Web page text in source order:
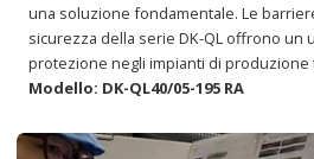
una soluzione fondamentale. Le
sicurezza della serie DK-QL offrono un
protezione negli impianti di produzione
Modello: DK-QL40/05-195 RA